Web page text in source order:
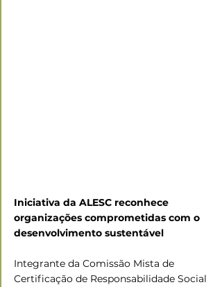
Iniciativa da ALESC reconhece
organizações comprometidas com o
desenvolvimento sustentável
Integrante da Comissão Mista de
Certificação de Responsabilidade Social